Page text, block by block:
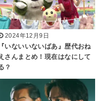
2024年12月9日
『いないいないばあ』歴代おね
さんまとめ！現在はなにして
？